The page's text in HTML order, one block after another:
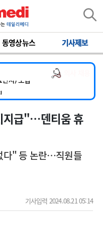
동영상뉴스 기사제보
임상의사 채용
전담) 계약직 의사 공개채용
원모집
차) 모집
임상의사 채용
지급"…덴티움 휴
다" 등 논란…직원들
기사입력 2024.08.21 05:14